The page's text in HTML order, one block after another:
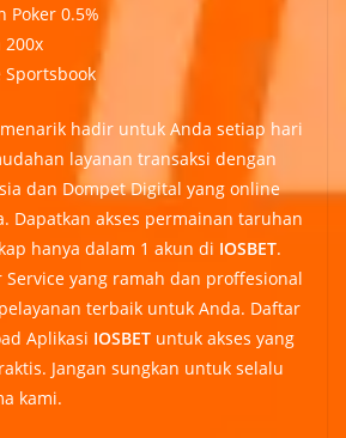
Poker 0.5%
200x
Sportsbook
hadir untuk Anda setiap hari
layanan transaksi dengan
dan Dompet Digital yang online
Dapatkan akses permainan taruhan
hanya dalam 1 akun di IOSBET.
Service yang ramah dan proffesional
terbaik untuk Anda. Daftar
Aplikasi IOSBET untuk akses yang
Jangan sungkan untuk selalu
kami.